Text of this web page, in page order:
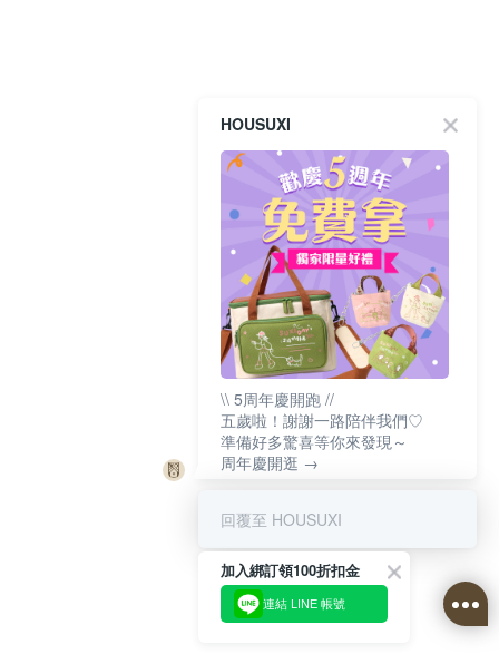
HOUSUXI
\\ 5周年慶開跑 //
五歲啦！謝謝一路陪伴我們♡
準備好多驚喜等你來發現～
周年慶開逛 →
回覆至 HOUSUXI
加入綁訂領100折扣金
連結 LINE 帳號